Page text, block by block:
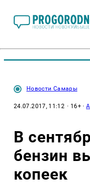
Новости Самары
24.07.2017, 11:12 · 16+ ·
В
бензин
копеек